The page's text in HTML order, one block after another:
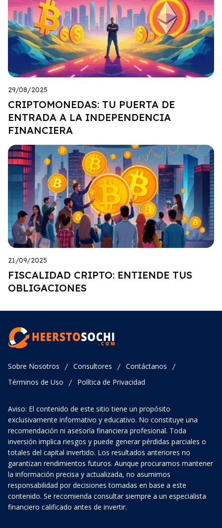
29/08/2025
CRIPTOMONEDAS: TU PUERTA DE
ENTRADA A LA INDEPENDENCIA
FINANCIERA
21/09/2025
FISCALIDAD CRIPTO: ENTIENDE TUS
OBLIGACIONES
Sobre Nosotros / Consultores / Contáctanos /
Términos de Uso / Política de Privacidad
Aviso: El contenido de este sitio tiene un propósito
exclusivamente informativo y educativo. No constituye una
recomendación ni asesoría financiera profesional. Toda
inversión implica riesgos y puede generar pérdidas parciales o
totales del capital invertido. Los resultados anteriores no
garantizan rendimientos futuros. Aunque procuramos mantener
la información precisa y actualizada, no asumimos
responsabilidad por decisiones tomadas en base a este
contenido. Se recomienda consultar siempre a un especialista
financiero calificado antes de invertir.